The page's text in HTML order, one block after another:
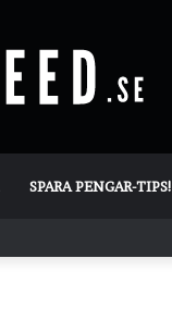
SPARA PENGAR-TIPS!